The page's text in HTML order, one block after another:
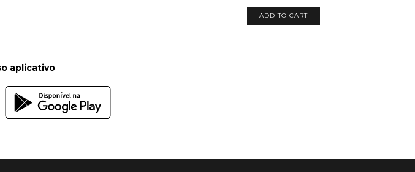
ADD TO CART
aplicativo